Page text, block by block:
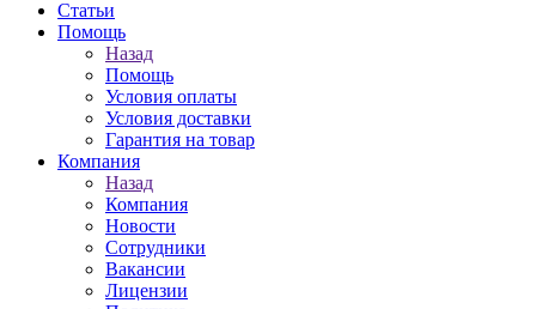
Статьи
Помощь
Назад
Помощь
Условия оплаты
Условия доставки
Гарантия на товар
Компания
Назад
Компания
Новости
Сотрудники
Вакансии
Лицензии